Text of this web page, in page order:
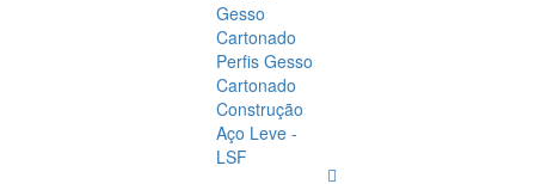
Gesso
Cartonado
Perfis Gesso
Cartonado
Construção
Aço Leve -
LSF